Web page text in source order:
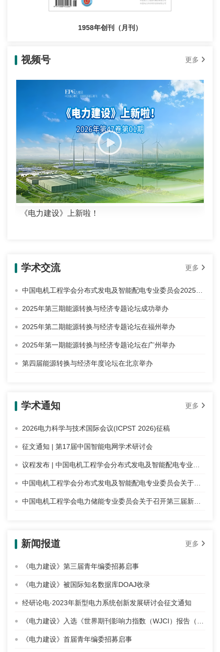
1958年创刊（月刊）
视频号 更多
《电力建设》上新啦！
学术交流 更多
2025年第三期能源转换与经济专题论坛成功举办
2025年第二期能源转换与经济专题论坛在福州举办
2025年第一期能源转换与经济专题论坛在广州举办
第四届能源转换与经济年度论坛在北京举办
学术通知 更多
2026电力科学与技术国际会议(ICPST 2026)征稿
征文通知 | 第17届中国智能电网学术研讨会
新闻报道 更多
《电力建设》第三届青年编委招募启事
《电力建设》被国际知名数据库DOAJ收录
经研论电·2023年新型电力系统创新发展研讨会征文通知
《电力建设》首届青年编委招募启事